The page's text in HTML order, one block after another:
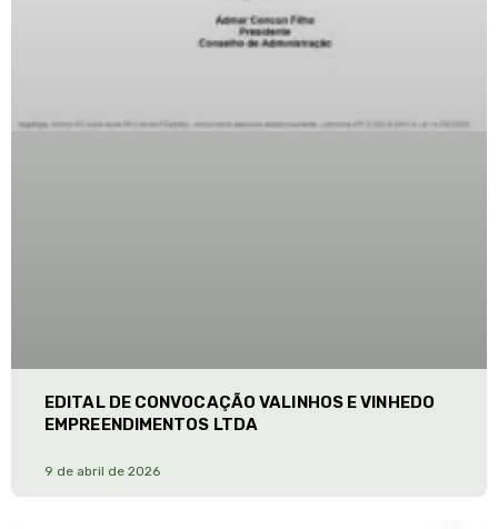
EDITAL DE CONVOCAÇÃO VALINHOS E VINHEDO
EMPREENDIMENTOS LTDA
9 de abril de 2026